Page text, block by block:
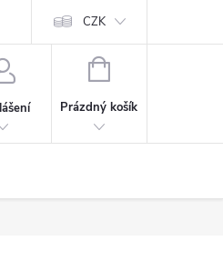
CZK
NÁKUPNÍ
Prázdný košík